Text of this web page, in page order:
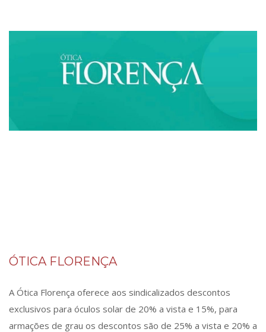
ÓTICA FLORENÇA
A Ótica Florença oferece aos sindicalizados descontos
exclusivos para óculos solar de 20% a vista e 15%, para
armações de grau os descontos são de 25% a vista e 20% a